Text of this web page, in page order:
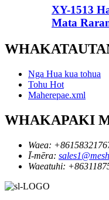
XY-1513
Mata
Nga Hua kua tohua
Tohu Hot
Maherepae.xml
WHAKAPAKI
Waea:
Ī-mēra:
Waeatuhi: